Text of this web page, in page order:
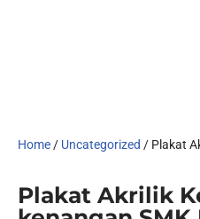
Home/ Uncategorized / Plakat
Plakat Akrilik